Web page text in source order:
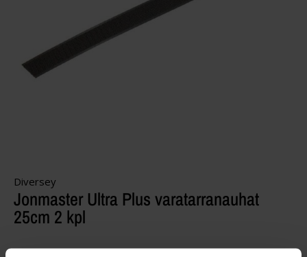
Diversey
Jonmaster Ultra Plus varatarranauhat
25cm 2 kpl